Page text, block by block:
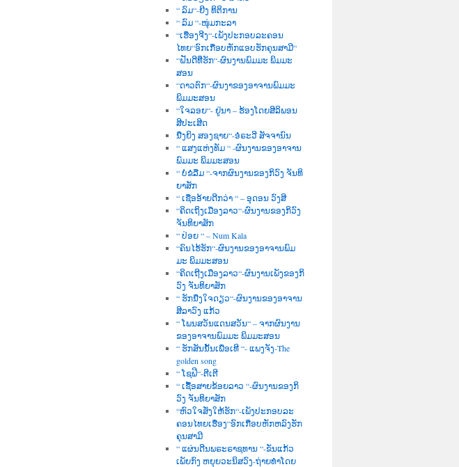
“ ລົມ“-ຍີງ ທິຕິການ
“ ລົມ “-ໜຸ່ມກະລາ
“ເຮື່ອງຈີງ“-ເພັງປະກອບລະຄອນ
ໄທຍ“ອົກເກືອບຫັກແອບຮັກຄຸນສາມີ“
“ຝັນດີທີ່ຮັກ“-ຜົນງານພົມມະ ພິມມະ
ສອນ
“ດາວຕົກ“-ຜົນງາຂອງອາຈານພົມມະ
ພິມມະສອນ
“ໃຈລອຍ“- ຢູ່ນາ – ຮ້ອງໂດຍສີລິພອນ
ສີປະເສີດ
ນື່ງຍິງ ສອງຊາຍ“-ອໍຣະວີ ສັຈຈານົນ
“ ແສງແຫ່ງທັມ “ -ຜົນງານຂອງອາຈານ
ພົມມະ ພິມມະສອນ
“ ບໍ່ຂໍລືມ “-ຈາກຜົນງານຂອງກິວົງ ຈັນທິ
ຍາສັກ
“ ເຊື່ອອ້າຍດີກວ່າ “ – ອຸດອນ ວົງສີ
“ຄິດເຖິງເມືອງລາວ“-ຜົນງານຂອງກິວົງ
ຈັນທິຍາສັກ
“ ປ່ອຍ “ – Num Kala
“ຄົນໄຮ້ຮັກ“-ຜົນງານຂອງອາຈານພົມ
ມະ ພິມມະສອນ
“ຄິດເຖີງເມືອງລາວ“-ຜົນງານເພັງຂອງກິ
ວົງ ຈັນທິຍາສັກ
“ ຮັກນື່ງໃຈດຽວ“-ຜົນງານຂອງອາຈານ
ສີລາວົງ ແກ້ວ
“ ໂພນສວັນແດນສວັນ“ – ຈາກຜົນງານ
ຂອງອາຈານພົມມະ ພິມມະສອນ
“ ຮັກສັນນັ້ນເພື່ອເທີ “- ແພງຈັງ-The
golden song
“ ໂຊຟີ“-ຕີເຕີ
“ ເຊື້ອສາຍຂ້ອຍລາວ “-ຜົນງານຂອງກິ
ວົງ ຈັນທິຍາສັກ
“ຫົວໃຈສັ່ງໃຫ້ຮັກ“-ເພັງປະກອບລະ
ຄອນໄທຍເຮື່ອງ“ອົກເກືອບຫັກຫລົງຮັກ
ຄຸນສາມີ
“ ແຜ່ນດີນພຣະຣາຊທານ “-ຂັນແກ້ວ
ເພັຍກົງ ຫຍຸຍວະນິສວົງ-ຖ່າຍທຳໂດຍ